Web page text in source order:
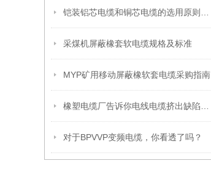
采煤机屏蔽橡套软电缆规格及标准
MYP矿用移动屏蔽橡软套电缆采购指南
对于BPVVP变频电缆，你看透了吗？